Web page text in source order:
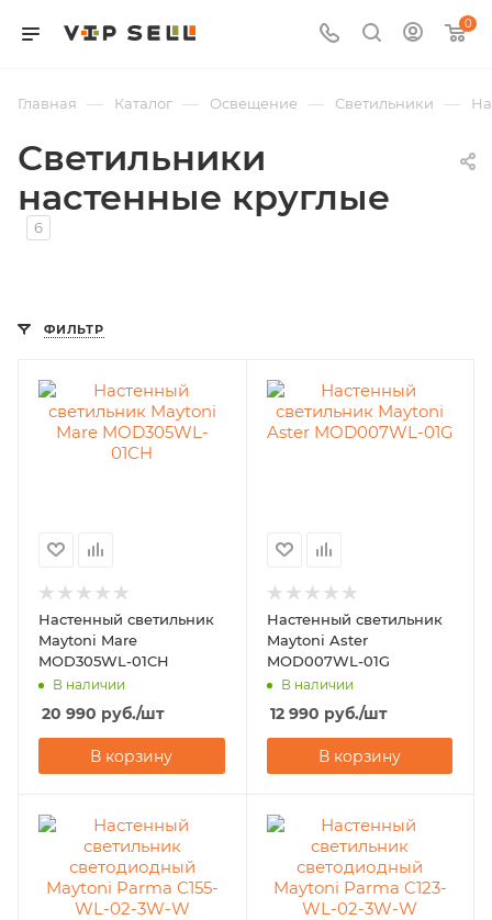
0
Главная — Каталог — Освещение — Светильники —
Светильники
настенные круглые
6
ФИЛЬТР
Настенный светильник
Maytoni Mare
MOD305WL-01CH
В наличии
20 990 руб./шт
В корзину
Настенный светильник
Maytoni Aster
MOD007WL-01G
В наличии
12 990 руб./шт
В корзину